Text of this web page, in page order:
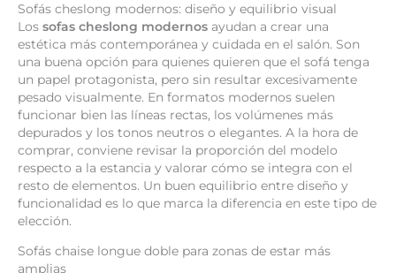
Sofás cheslong modernos: diseño y equilibrio visual
Los sofas cheslong modernos ayudan a crear una
estética más contemporánea y cuidada en el salón. Son
una buena opción para quienes quieren que el sofá tenga
un papel protagonista, pero sin resultar excesivamente
pesado visualmente. En formatos modernos suelen
funcionar bien las líneas rectas, los volúmenes más
depurados y los tonos neutros o elegantes. A la hora de
comprar, conviene revisar la proporción del modelo
respecto a la estancia y valorar cómo se integra con el
resto de elementos. Un buen equilibrio entre diseño y
funcionalidad es lo que marca la diferencia en este tipo de
elección.
Sofás chaise longue doble para zonas de estar más
amplias